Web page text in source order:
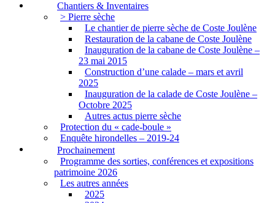
Chantiers & Inventaires
> Pierre sèche
Le chantier de pierre sèche de Coste Joulène
Restauration de la cabane de Coste Joulène
Inauguration de la cabane de Coste Joulène –
23 mai 2015
Construction d’une calade – mars et avril
2025
Inauguration de la calade de Coste Joulène –
Octobre 2025
Autres actus pierre sèche
Protection du « cade-boule »
Enquête hirondelles – 2019-24
Prochainement
Programme des sorties, conférences et expositions
patrimoine 2026
Les autres années
2025